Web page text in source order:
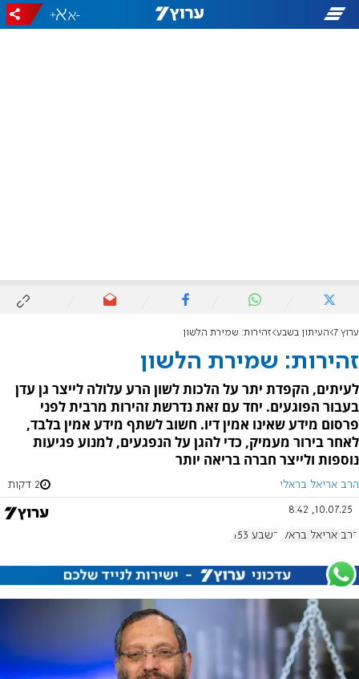
-
+
ערוץ 7 העיתון בשבע זהירות: שמירת הלשון
זהירות: שמירת הלשון
לעיתים, הקפדת יתר על הלכות לשון הרע עלולה לייצר גן עדן
בעבור הפוגעים. יחד עם זאת נדרשת זהירות מרבית לפני
פרסום מידע שאינו אמין דיו. חשוב לשתף מידע אמין בלבד,
לאחר בירור מעמיק, כדי להגן על הנפגעים, למנוע פגיעות
נוספות ולייצר חברה בריאה יותר
הרב אריאל בראלי 2 דקות
10.07.25, 8:42
הרב אריאל בראלי בשבע 1153